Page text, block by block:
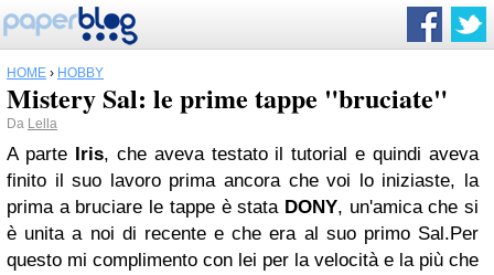
HOME › HOBBY
Mistery Sal: le prime tappe "bruciate"
Da Lella
A parte Iris, che aveva testato il tutorial e quindi aveva
finito il suo lavoro prima ancora che voi lo iniziaste, la
prima a bruciare le tappe è stata DONY, un'amica che si
è unita a noi di recente e che era al suo primo Sal.Per
questo mi complimento con lei per la velocità e la più che